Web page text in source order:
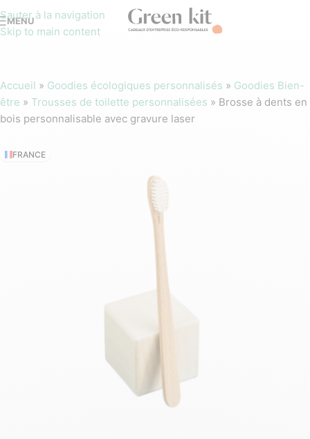
Sauter à la navigation
Skip to main content
MENU
Accueil » Goodies écologiques personnalisés » Goodies Bien-
être » Trousses de toilette personnalisées » Brosse à dents en
bois personnalisable avec gravure laser
FRANCE